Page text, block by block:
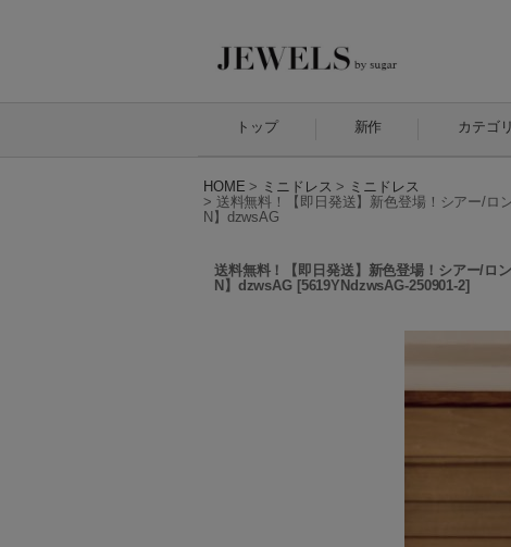
トップ 新作 カテゴ
HOME > ミニドレス > ミニドレス
> 送料無料！【即日発送】新色登場！シアー/ロ
N】dzwsAG
送料無料！【即日発送】新色登場！シアー/ロ
N】dzwsAG [5619YNdzwsAG-250901-2]